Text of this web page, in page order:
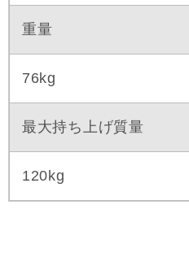
重量
76kg
最大持ち上げ質量
120kg